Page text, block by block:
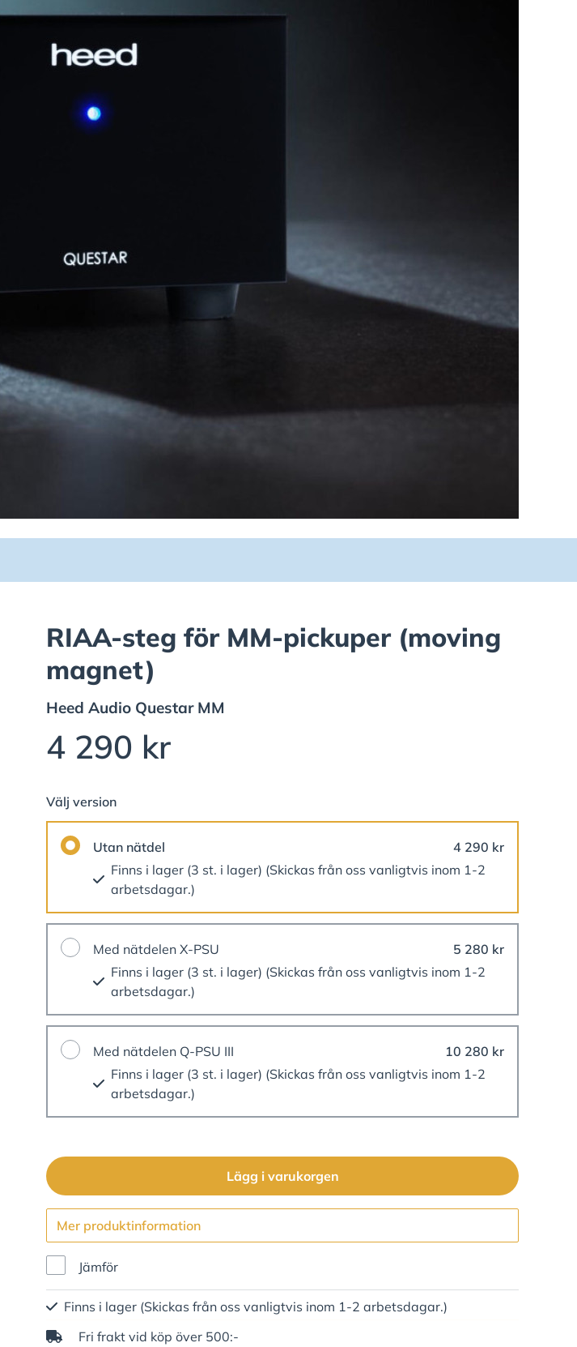
RIAA-steg för MM-pickuper (moving
magnet)
Heed Audio Questar MM
4 290 kr
Välj version
Utan nätdel
4 290 kr
Finns i lager (3 st. i lager) (Skickas från oss vanligtvis inom 1-2
arbetsdagar.)
Med nätdelen X-PSU
5 280 kr
Finns i lager (3 st. i lager) (Skickas från oss vanligtvis inom 1-2
arbetsdagar.)
Med nätdelen Q-PSU III
10 280 kr
Finns i lager (3 st. i lager) (Skickas från oss vanligtvis inom 1-2
arbetsdagar.)
Lägg i varukorgen
Mer produktinformation
Jämför
Finns i lager (Skickas från oss vanligtvis inom 1-2 arbetsdagar.)
Fri frakt vid köp över 500:-